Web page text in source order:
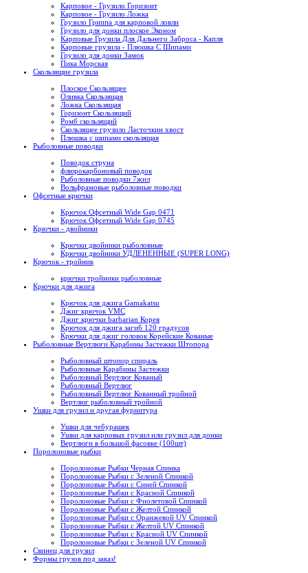
Карповое - Грузило Горизонт
Карповое - Грузило Ложка
Грузило Гриппа для карповой ловли
Грузило для донки плоское Эконом
Карповые Грузила Для Дальнего Заброса - Капля
Карповые грузила - Плюшка С Шипами
Грузило для донки Замок
Пика Морская
Скользящие грузила
Плоское Скользящее
Оливка Скользящая
Ложка Скользящая
Горизонт Скользящий
Ромб скользящий
Скользящее грузило Ласточкин хвост
Плюшка с шипами скользящая
Рыболовные поводки
Поводок струна
флюрокарбоновый поводок
Рыболовные поводки 7жил
Вольфрамовые рыболовные поводки
Офсетные крючки
Крючок Офсетный Wide Gap 0471
Крючок Офсетный Wide Gap 0745
Крючки - двойники
Крючки двойники рыболовные
Крючки двойники УДЛЕНЕННЫЕ (SUPER LONG)
Крючок - тройник
крючки тройники рыболовные
Крючки для джига
Крючок для джига Gamakatsu
Джиг крючок VMC
Джиг крючки barbarian Корея
Крючок для джига загиб 120 градусов
Крючки для джиг головок Корейские Кованые
Рыболовные Вертлюги Карабины Застежки Штопора
Рыболовный штопор спираль
Рыболовные Карабины Застежки
Рыболовный Вертлюг Кованый
Рыболовный Вертлюг
Рыболовный Вертлюг Кованный тройной
Вертлюг рыболовный тройной
Ушки для грузил и другая фурнитура
Ушки для чебурашек
Ушки для карповых грузил или грузил для донки
Вертлюги в большой фасовке (100шт)
Поролоновые рыбки
Поролоновые Рыбки Черная Спинка
Поролоновые Рыбки с Зеленой Спинкой
Поролоновые Рыбки с Синей Спинкой
Поролоновые Рыбки с Красной Спинкой
Поролоновые Рыбки с Фиолетовой Спинкой
Поролоновые Рыбки с Желтой Спинкой
Поролоновые Рыбки с Оранжевой UV Спинкой
Поролоновые Рыбки с Желтой UV Спинкой
Поролоновые Рыбки с Красной UV Спинкой
Поролоновые Рыбки с Зеленой UV Спинкой
Свинец для грузил
Формы грузов под заказ!